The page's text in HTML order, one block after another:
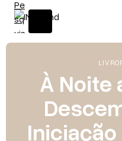
LIVRO
À Noite